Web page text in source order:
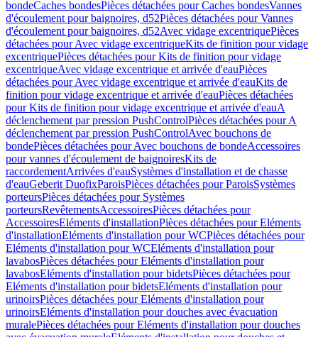
bondeCaches bondesPièces détachées pour Caches bondesVannes
d'écoulement pour baignoires, d52Pièces détachées pour Vannes
d'écoulement pour baignoires, d52Avec vidage excentriquePièces
détachées pour Avec vidage excentriqueKits de finition pour vidage
excentriquePièces détachées pour Kits de finition pour vidage
excentriqueAvec vidage excentrique et arrivée d'eauPièces
détachées pour Avec vidage excentrique et arrivée d'eauKits de
finition pour vidage excentrique et arrivée d'eauPièces détachées
pour Kits de finition pour vidage excentrique et arrivée d'eauA
déclenchement par pression PushControlPièces détachées pour A
déclenchement par pression PushControlAvec bouchons de
bondePièces détachées pour Avec bouchons de bondeAccessoires
pour vannes d'écoulement de baignoiresKits de
raccordementArrivées d'eauSystèmes d'installation et de chasse
d'eauGeberit DuofixParoisPièces détachées pour ParoisSystèmes
porteursPièces détachées pour Systèmes
porteursRevêtementsAccessoiresPièces détachées pour
AccessoiresEléments d'installationPièces détachées pour Eléments
d'installationEléments d'installation pour WCPièces détachées pour
Eléments d'installation pour WCEléments d'installation pour
lavabosPièces détachées pour Eléments d'installation pour
lavabosEléments d'installation pour bidetsPièces détachées pour
Eléments d'installation pour bidetsEléments d'installation pour
urinoirsPièces détachées pour Eléments d'installation pour
urinoirsEléments d'installation pour douches avec évacuation
muralePièces détachées pour Eléments d'installation pour douches